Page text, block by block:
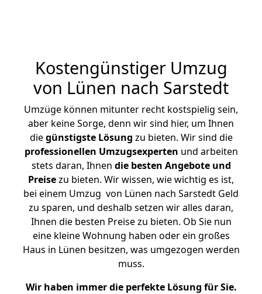
Kostengünstiger Umzug
von Lünen nach Sarstedt
Umzüge können mitunter recht kostspielig sein,
aber keine Sorge, denn wir sind hier, um Ihnen
diegünstigste Lösung zu bieten. Wir sind die
professionellen Umzugsexperten und arbeiten
stets daran, Ihnen die besten Angebote und
Preisezu bieten. Wir wissen, wie wichtig es ist,
bei einem Umzug von Lünen nach Sarstedt Geld
zu sparen, und deshalb setzen wir alles daran,
Ihnen die besten Preise zu bieten. Ob Sie nun
eine kleine Wohnung haben oder ein großes
Haus in Lünen besitzen, was umgezogen werden
muss.
Wir haben immer die perfekte Lösung für Sie.